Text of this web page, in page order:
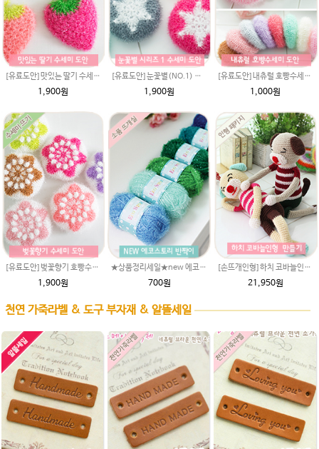
[유료도안]맛있는 딸기 수세미뜨기 도안(수세미실은 옵션에서 추가구매 가능)/수세미뜨기/수세미실/반짝이수세미/반짝이실/웰빙수세미 퐁퐁수세미 코바늘수세미
1,900원
[유료도안]눈꽃별(NO.1) 수세미뜨기 도안(수세미실은 옵션에서 추가구매 가능)/별호빵수세미처럼 예쁜수세미뜨기/수세미실/웰빙수세미실/고급수세미실/눈꽃 반짝이수세미 눈꽃수세미
1,900원
[유료도안]내츄럴 호빵수세미뜨기 도안(수세미실은 옵션에서 추가구매 가능)/수세미뜨기/기본호빵수세미도안/호빵수세미도안/오리지널호빵/수세미실/반짝이수세미/반짝이실/웰빙수세미 퐁퐁수세미 코바늘수세미
1,000원
[유료도안]벚꽃향기 호빵수세미뜨기 도안(수세미실은 옵션에서 추가구매 가능)/수세미뜨기/수세미실/반짝이수세미/반짝이실/별수세미 호빵수세미 웰빙수세미 퐁퐁수세미 코바늘수세미
1,900원
★상품정리세일★new 에코스토리 반짝이수세미뜨기 뜨개실 친환경소품 뜨개질실//웰빙수세미실/반짝이 수세미실/에코스토리 반짝이 수세미실
700원
[손뜨개인형]하치 코바늘인형패키지(diy재료+도안)/뜨개질인형만들기/아미네코/인형실/인형뜨개실/코바늘수강/
21,950원
천연 가죽라벨 & 도구 부자재 & 알뜰세일